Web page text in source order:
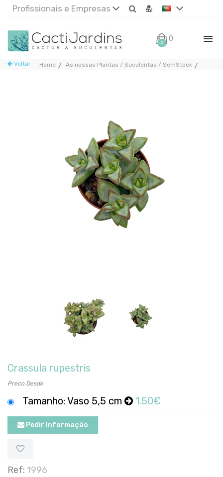
Profissionais e Empresas
0 0€
Home As nossas Plantas / Suculentas / SemStock
Voltar
Crassula rupestris
Preco Desde
Tamanho: Vaso 5,5 cm 1.50€
Pedir Informação
Ref: 1996